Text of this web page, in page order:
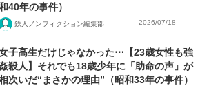
40年の事件）
鉄人ノンフィクション編集部 2026/07/18
子高生だけじゃなかった⋯【23歳女性も強
殺人】それでも18歳少年に「助命の声」が
次いだ“まさかの理由”（昭和33年の事件）